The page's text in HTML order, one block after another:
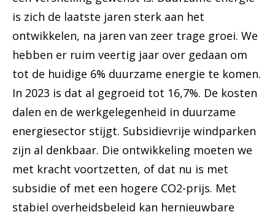
is zich de laatste jaren sterk aan het
ontwikkelen, na jaren van zeer trage groei. We
hebben er ruim veertig jaar over gedaan om
tot de huidige 6% duurzame energie te komen.
In 2023 is dat al gegroeid tot 16,7%. De kosten
dalen en de werkgelegenheid in duurzame
energiesector stijgt. Subsidievrije windparken
zijn al denkbaar. Die ontwikkeling moeten we
met kracht voortzetten, of dat nu is met
subsidie of met een hogere CO2-prijs. Met
stabiel overheidsbeleid kan hernieuwbare